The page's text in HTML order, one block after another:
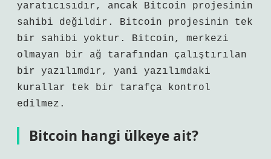
yaratıcısıdır, ancak Bitcoin projesinin
sahibi değildir. Bitcoin projesinin tek
bir sahibi yoktur. Bitcoin, merkezi
olmayan bir ağ tarafından çalıştırılan
bir yazılımdır, yani yazılımdaki
kurallar tek bir tarafça kontrol
edilmez.
Bitcoin hangi ülkeye ait?